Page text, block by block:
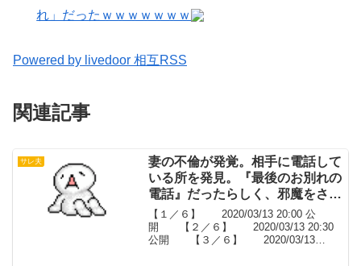
れ」だったｗｗｗｗｗｗｗ
Powered by livedoor 相互RSS
関連記事
サレ夫
妻の不倫が発覚。相手に電話して
いる所を発見。『最後のお別れの
電話』だったらしく、邪魔をされ
た、もうやっていけないと携帯だ
け持って家を出た【５／６】
【１／６】 2020/03/13 20:00 公
開 【２／６】 2020/03/13 20:30
公開 【３／６】 2020/03/13